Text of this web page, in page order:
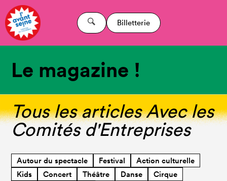
Billetterie
Le magazine !
Tous les articles Avec les
Comités d'Entreprises
Autour du spectacle Festival
Action culturelle
Kids
Concert Théâtre Danse
Cirque